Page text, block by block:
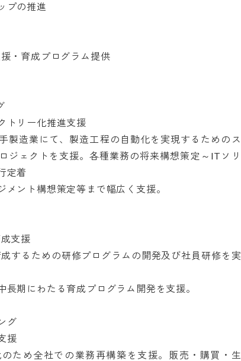
プの推進
・育成プログラム提供
トリー化推進支援
製造業にて、製造工程の自動化を実現するためのス
ジェクトを支援。各種業務の将来構想策定～ITソリ
定着
ント構想策定等まで幅広く支援。
支援
するための研修プログラムの開発及び社員研修を実
長期にわたる育成プログラム開発を支援。
グ
援
ため全社での業務再構築を支援。販売・購買・生